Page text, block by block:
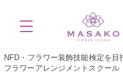
NFD・フラワー装飾技能検定を目
フラワーアレンジメントスクール